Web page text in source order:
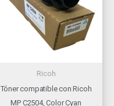
Ricoh
Tóner compatible con Ricoh
MP C2504, Color Cyan